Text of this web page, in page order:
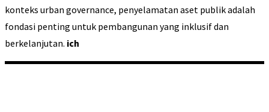
konteks urban governance, penyelamatan aset publik adalah
fondasi penting untuk pembangunan yang inklusif dan
berkelanjutan. ich